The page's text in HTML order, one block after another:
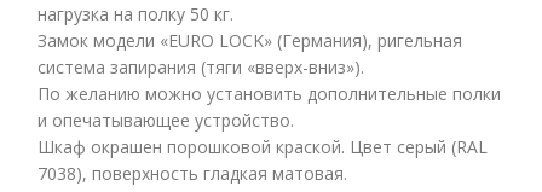
нагрузка на полку 50 кг.
Замок модели «EURO LOCK» (Германия), ригельная
система запирания (тяги «вверх-вниз»).
По желанию можно установить дополнительные полки
и опечатывающее устройство.
Шкаф окрашен порошковой краской. Цвет серый (RAL
7038), поверхность гладкая матовая.